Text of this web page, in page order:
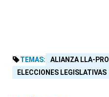
TEMAS:
ALIANZA LLA-PRO
ELECCIONES LEGISLATIVAS